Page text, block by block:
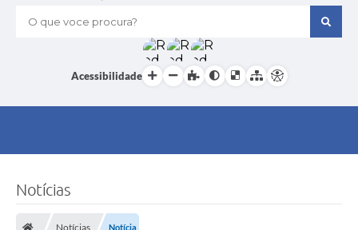
O que voce procura?
Acessibilidade
Notícias
Notícias Notícia